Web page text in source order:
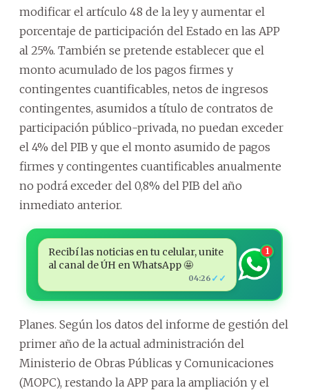
modificar el artículo 48 de la ley y aumentar el
porcentaje de participación del Estado en las APP
al 25%. También se pretende establecer que el
monto acumulado de los pagos firmes y
contingentes cuantificables, netos de ingresos
contingentes, asumidos a título de contratos de
participación público-privada, no puedan exceder
el 4% del PIB y que el monto asumido de pagos
firmes y contingentes cuantificables anualmente
no podrá exceder del 0,8% del PIB del año
inmediato anterior.
Recibí las noticias en tu celular, unite
al canal de ÚH en WhatsApp 🤩
04:26 ✓✓
1
Planes. Según los datos del informe de gestión del
primer año de la actual administración del
Ministerio de Obras Públicas y Comunicaciones
(MOPC), restando la APP para la ampliación y el